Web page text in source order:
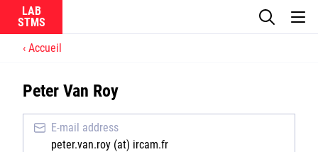
LAB
La recherche
Actualités
Accueil
Peter Van Roy
E-mail address
peter.van.roy (at) ircam.fr